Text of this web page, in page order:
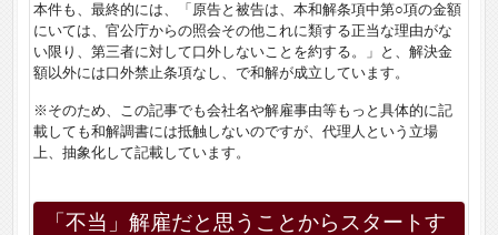
本件も、最終的には、「原告と被告は、本和解条項中第○項の金額
にいては、官公庁からの照会その他これに類する正当な理由がな
い限り、第三者に対して口外しないことを約する。」と、解決金
額以外には口外禁止条項なし、で和解が成立しています。
※そのため、この記事でも会社名や解雇事由等もっと具体的に記
載しても和解調書には抵触しないのですが、代理人という立場
上、抽象化して記載しています。
「不当」解雇だと思うことからスタートす